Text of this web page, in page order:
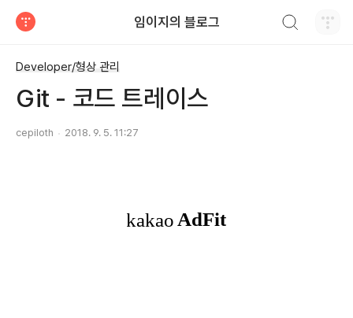
임이지의 블로그
Developer/형상 관리
Git - 코드 트레이스
cepiloth 2018. 9. 5. 11:27